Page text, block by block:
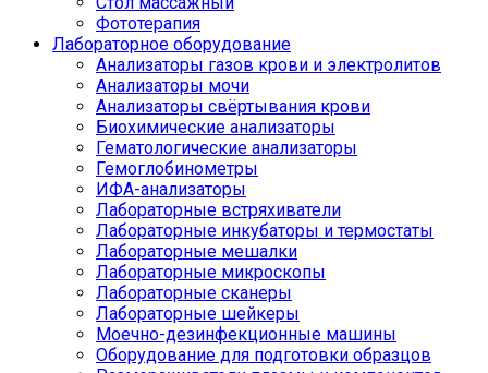
Фототерапия
Лабораторное оборудование
Анализаторы газов крови и электролитов
Анализаторы мочи
Анализаторы свёртывания крови
Биохимические анализаторы
Гематологические анализаторы
Гемоглобинометры
ИФА-анализаторы
Лабораторные встряхиватели
Лабораторные инкубаторы и термостаты
Лабораторные мешалки
Лабораторные микроскопы
Лабораторные сканеры
Лабораторные шейкеры
Моечно-дезинфекционные машины
Оборудование для подготовки образцов